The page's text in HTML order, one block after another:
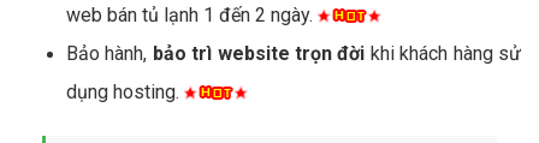
web bán tủ lạnh 1 đến 2 ngày.
Bảo hành, bảo trì website trọn đời khi khách hàng sử
dụng hosting.